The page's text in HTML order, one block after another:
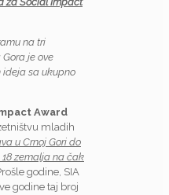
na tri
je ove
ideja sa ukupno
Award
mladih
u Crnoj Gori do
zemalja na čak
godine, SIA
godine taj broj